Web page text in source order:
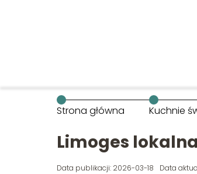
Strona główna Kuchnie
Limoges
Data publikacji: 2026-03-18 Data